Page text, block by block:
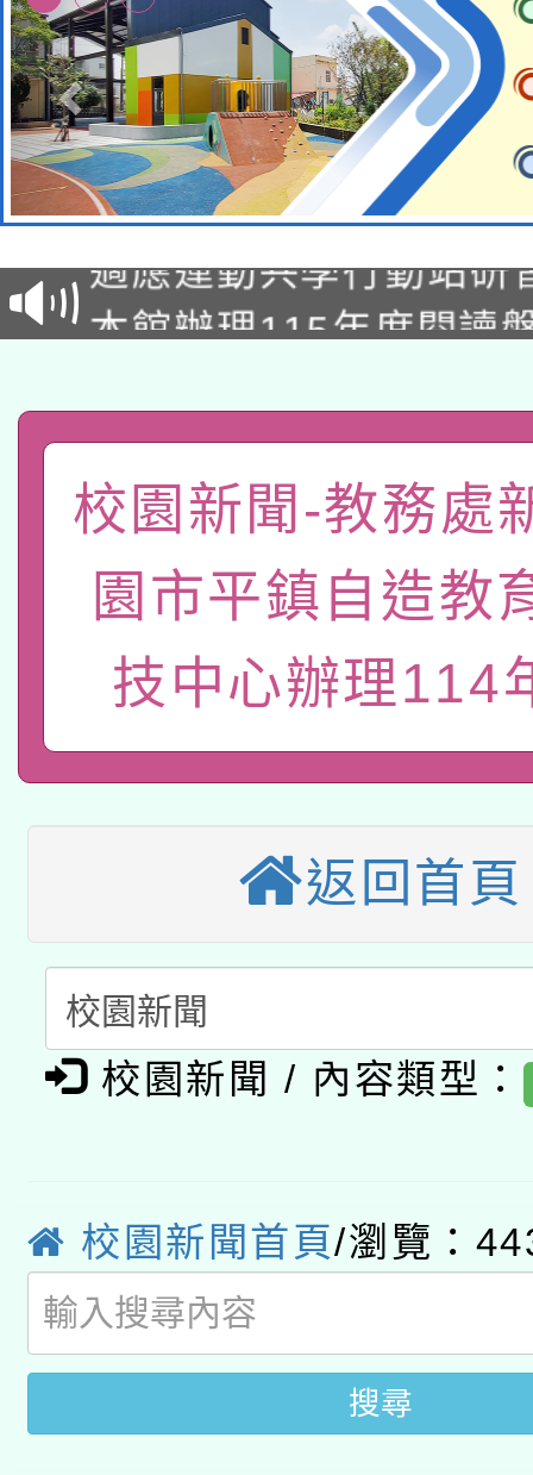
本校115學年度第2次
招甄選結果公告(無人
招)
本館辦理115年度閱讀
礎課程
「數位內容與教學軟體
有關大陸委員會函釋公
薪期間赴陸應申請許可
轉知經濟部水利署委託
業技術研究院辦理「
用水績優單位及節水達
115年8月22日(星期六
本校115學年度第2次
招甄選結果公告(無人
適應運動共學行動站研
本館辦理115年度閱讀
暨閱讀推動專業研習
科技賦能─人工智慧
礎課程
A3數位素養講師名單
「數位內容與教學軟
薪期間赴陸應申請許可
業技術研究院辦理「
用水績優單位及節水達
115年8月22日(星期六
桃園市孔廟祈福系列
開 智慧啟航」
2026年桃園地景藝術
校園新聞-教務處
園市平鎮自造教
技中心辦理114
返回首頁
校園新聞 / 內容類型：
校園新聞首頁/瀏覽：
搜尋